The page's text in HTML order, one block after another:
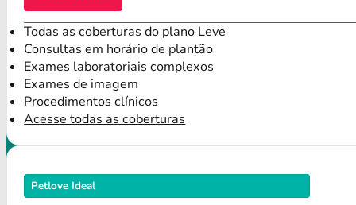
Todas as coberturas do plano Leve
Consultas em horário de plantão
Exames laboratoriais complexos
Exames de imagem
Procedimentos clínicos
Acesse todas as coberturas
Petlove Ideal